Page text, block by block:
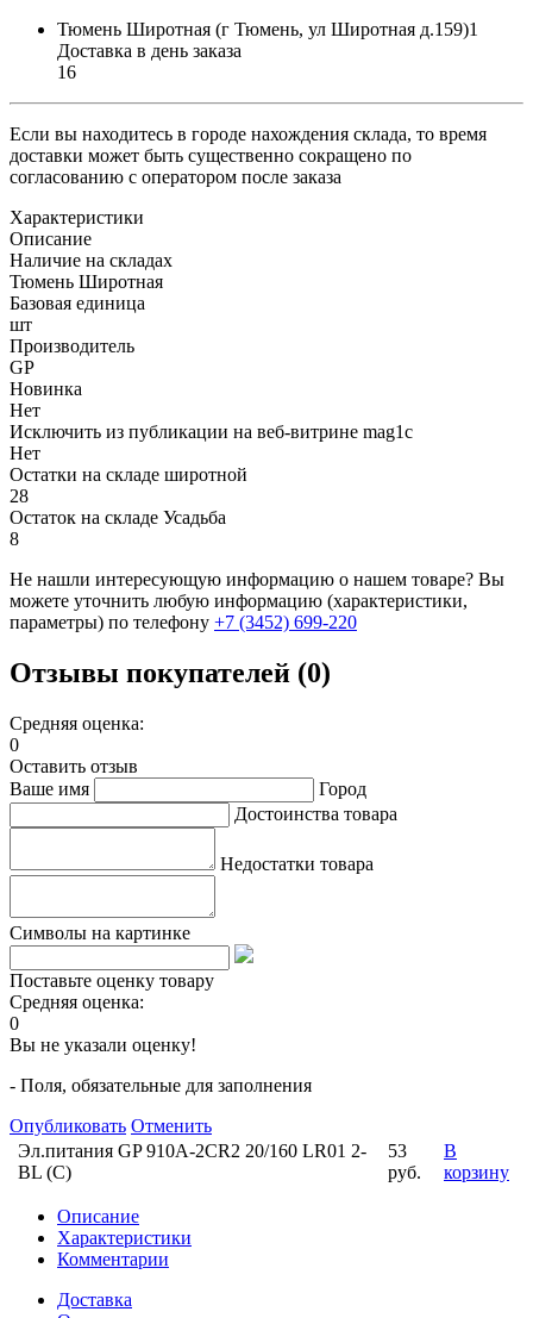
Тюмень Широтная (г Тюмень, ул Широтная д.159)1
Доставка в день заказа
16
Если вы находитесь в городе нахождения склада, то время
доставки может быть существенно сокращено по
согласованию с оператором после заказа
Характеристики
Описание
Наличие на складах
Тюмень Широтная
Базовая единица
шт
Производитель
GP
Новинка
Нет
Исключить из публикации на веб-витрине mag1c
Нет
Остатки на складе широтной
28
Остаток на складе Усадьба
8
Не нашли интересующую информацию о нашем товаре? Вы
можете уточнить любую информацию (характеристики,
параметры) по телефону +7 (3452) 699-220
Отзывы покупателей (0)
Средняя оценка:
0
Оставить отзыв
Ваше имя
Город
Достоинства товара
Недостатки товара
Символы на картинке
Поставьте оценку товару
Средняя оценка:
0
Вы не указали оценку!
- Поля, обязательные для заполнения
Опубликовать Отменить
Эл.питания GP 910A-2CR2 20/160 LR01 2-
BL (С)
53
руб.
В
корзину
Описание
Характеристики
Комментарии
Доставка